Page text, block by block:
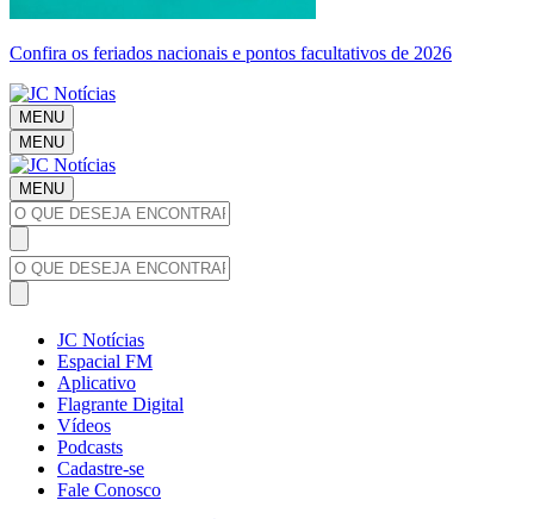
Confira os feriados nacionais e pontos facultativos de 2026
MENU
MENU
MENU
JC Notícias
Espacial FM
Aplicativo
Flagrante Digital
Vídeos
Podcasts
Cadastre-se
Fale Conosco